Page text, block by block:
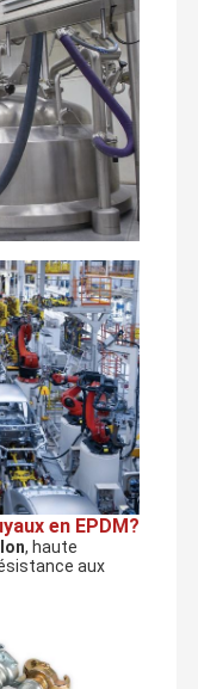
en EPDM?
, haute
aux